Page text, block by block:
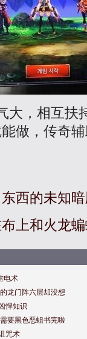
大，相互扶
做，传奇
西的未知
上和火龙
电术
龙门阵六层却没想
悍知识
要黑色恶蛆书完啦
咒术